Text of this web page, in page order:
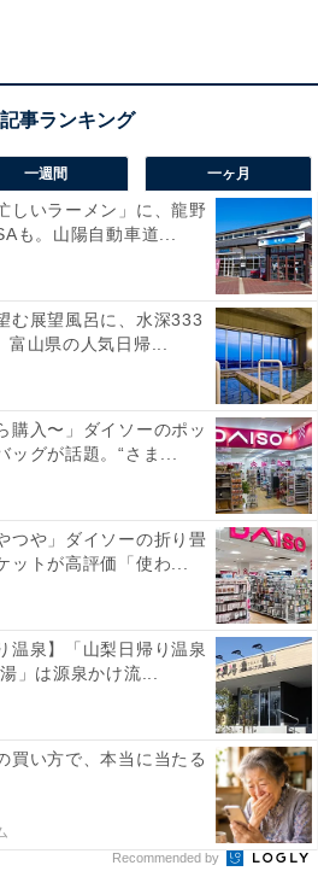
22,550円
参考価格
格は変動します
19:00
温泉の人気ホテル】「筑後川温泉 清
トロトロの美肌の湯が自慢の宿
一週間 一ヶ月
しいラーメン」に、龍野
も。山陽自動車道...
む展望風呂に、水深333
山県の人気日帰...
購入〜」ダイソーのポッ
ッグが話題。“さま...
つや」ダイソーの折り畳
ットが高評価「使わ...
温泉】「山梨日帰り温泉
」は源泉かけ流...
買い方で、本当に当たる
Recommended by